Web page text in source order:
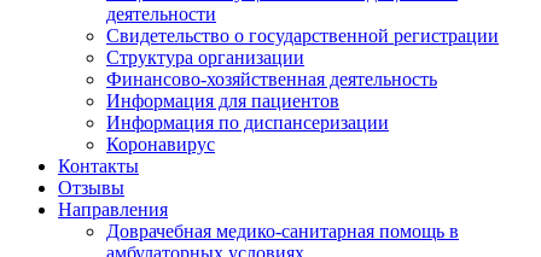
деятельности
Свидетельство о государственной регистрации
Структура организации
Финансово-хозяйственная деятельность
Информация для пациентов
Информация по диспансеризации
Коронавирус
Контакты
Отзывы
Направления
Доврачебная медико-санитарная помощь в
амбулаторных условиях